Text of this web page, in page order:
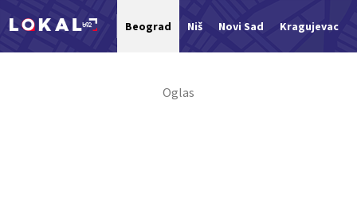
Beograd Niš Novi Sad Kragujevac